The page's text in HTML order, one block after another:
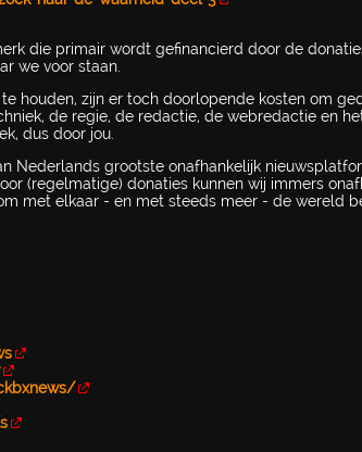
die primair wordt gefinancierd door de
we voor staan.
houden, zijn er toch doorlopende kosten om
de regie, de redactie, de webredactie en
dus door jou.
Nederlands grootste onafhankelijk
(regelmatige) donaties kunnen wij immers
met elkaar - en met steeds meer - de wereld